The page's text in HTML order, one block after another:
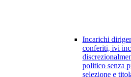
Incarichi
conferiti, ivi
politico senza
selezione e